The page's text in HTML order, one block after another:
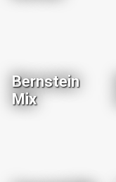
Bernstein
Mix